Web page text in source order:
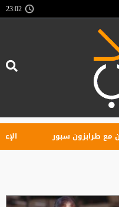
23:02
سبور